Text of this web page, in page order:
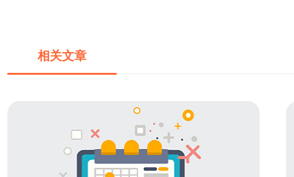
相关文章